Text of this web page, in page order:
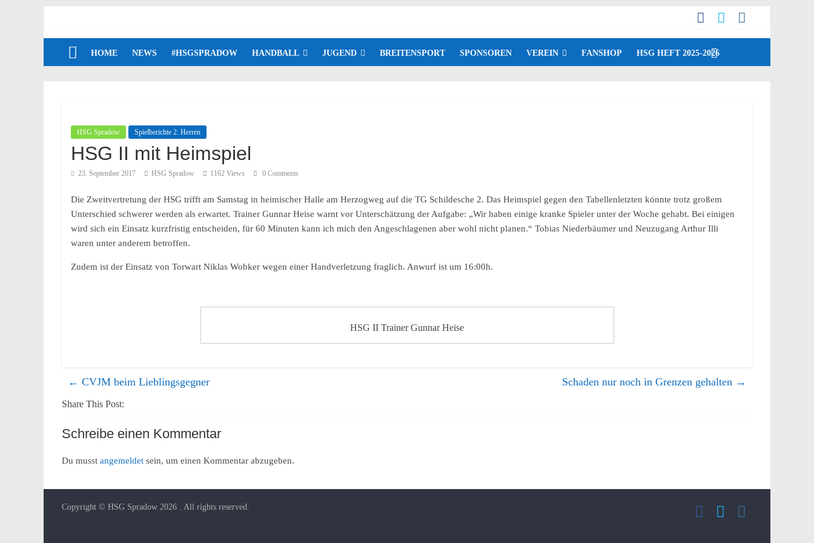
HOME NEWS #HSGSPRADOW HANDBALL JUGEND BREITENSPORT SPONSOREN VEREIN FANSHOP HSG HEFT 2025-2026
HSG Spradow Spielberichte 2. Herren
HSG II mit Heimspiel
23. September 2017 HSG Spradow 1162 Views 0 Comments
Die Zweitvertretung der HSG trifft am Samstag in heimischer Halle am Herzogweg auf die TG Schildesche 2. Das Heimspiel gegen den Tabellenletzten könnte trotz großem
Unterschied schwerer werden als erwartet. Trainer Gunnar Heise warnt vor Unterschätzung der Aufgabe: „Wir haben einige kranke Spieler unter der Woche gehabt. Bei einigen
wird sich ein Einsatz kurzfristig entscheiden, für 60 Minuten kann ich mich den Angeschlagenen aber wohl nicht planen.“ Tobias Niederbäumer und Neuzugang Arthur Illi
waren unter anderem betroffen.
Zudem ist der Einsatz von Torwart Niklas Wobker wegen einer Handverletzung fraglich. Anwurf ist um 16:00h.
HSG II Trainer Gunnar Heise
← CVJM beim Lieblingsgegner Schaden nur noch in Grenzen gehalten →
Share This Post:
Schreibe einen Kommentar
Du musst angemeldet sein, um einen Kommentar abzugeben.
Copyright © HSG Spradow 2026 . All rights reserved.